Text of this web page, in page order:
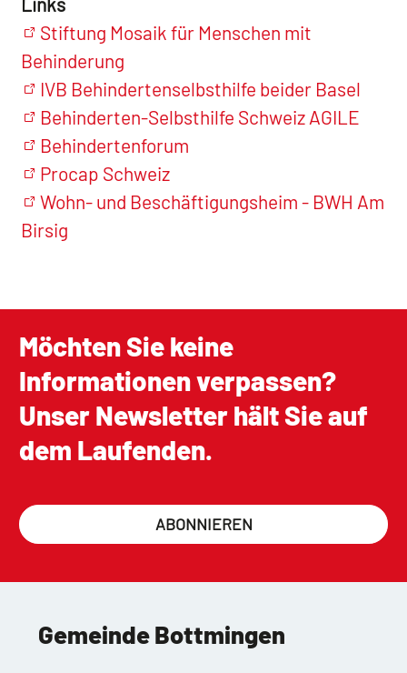
Stiftung Mosaik für Menschen mit
Behinderung
IVB Behindertenselbsthilfe beider Basel
Behinderten-Selbsthilfe Schweiz AGILE
Behindertenforum
Procap Schweiz
Wohn- und Beschäftigungsheim - BWH Am
Birsig
Möchten Sie keine
Informationen verpassen?
Unser Newsletter hält Sie auf
dem Laufenden.
ABONNIEREN
Gemeinde Bottmingen